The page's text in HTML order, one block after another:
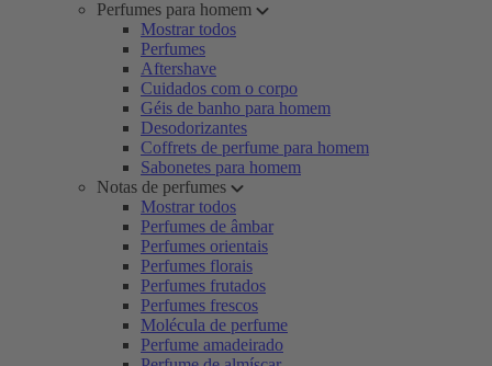
Perfumes para homem
Mostrar todos
Perfumes
Aftershave
Cuidados com o corpo
Géis de banho para homem
Desodorizantes
Coffrets de perfume para homem
Sabonetes para homem
Notas de perfumes
Mostrar todos
Perfumes de âmbar
Perfumes orientais
Perfumes florais
Perfumes frutados
Perfumes frescos
Molécula de perfume
Perfume amadeirado